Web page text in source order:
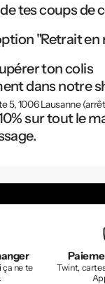
tes coups de
"Retrait en
ton colis
dans notre
5, 1006 Lausanne
sur tout le
ça ne te
Twint,